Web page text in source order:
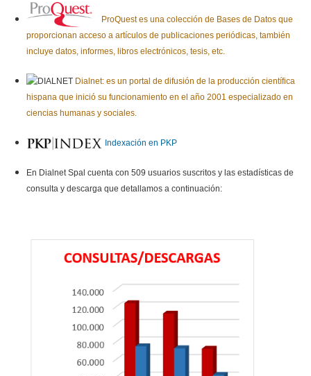
ProQuest es una colección de Bases de Datos que
proporcionan acceso a artículos de publicaciones periódicas, también
incluye datos, informes, libros electrónicos, tesis, etc.
Dialnet: es un portal de difusión de la producción científica
hispana que inició su funcionamiento en el año 2001 especializado en
ciencias humanas y sociales.
Indexación en PKP
En Dialnet Spal cuenta con 509 usuarios suscritos y las estadísticas de
consulta y descarga que detallamos a continuación: